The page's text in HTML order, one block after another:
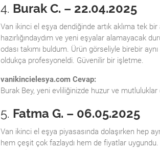
4. Burak C. – 22.04.2025
Van ikinci el eşya dendiğinde artık aklıma tek
hazırlığındaydım ve yeni eşyalar alamayacak
odası takımı buldum. Ürün görseliyle birebir
oldukça profesyoneldi. Güvenilir bir işletme.
vanikincielesya.com Cevap:
Burak Bey, yeni evliliğinizde huzur ve
5. Fatma G. – 06.05.2025
Van ikinci el eşya piyasasında dolaşırken hep
hem çeşit çok fazlaydı hem de fiyatlar uygundu.